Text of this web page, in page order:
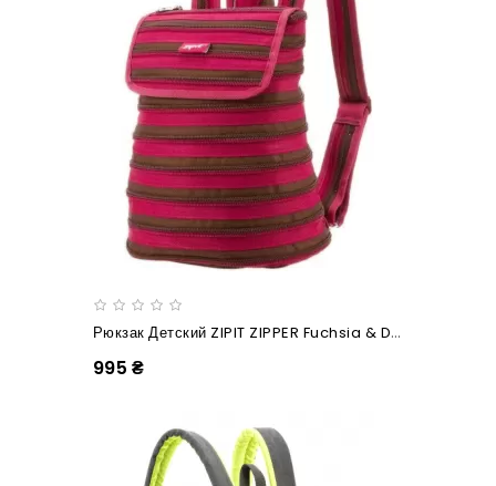
Рюкзак Детский ZIPIT ZIPPER Fuchsia & Deep Brown
995 ₴